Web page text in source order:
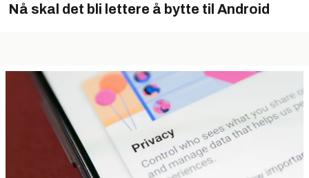
Nå skal det bli lettere å bytte til Android